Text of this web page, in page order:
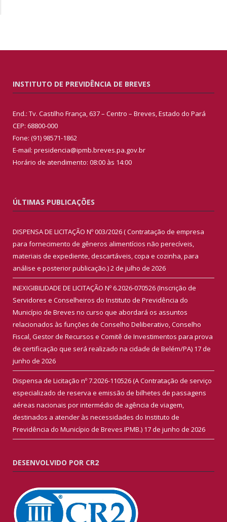
INSTITUTO DE PREVIDÊNCIA DE BREVES
End.: Tv. Castilho França, 637 – Centro – Breves, Estado do Pará
CEP: 68800-000
Fone: (91) 98571-1862
E-mail: presidencia@ipmb.breves.pa.gov.br
Horário de atendimento: 08:00 às 14:00
ÚLTIMAS PUBLICAÇÕES
DISPENSA DE LICITAÇÃO Nº 003/2026 ( Contratação de empresa
para fornecimento de gêneros alimentícios não perecíveis,
materiais de expediente, descartáveis, copa e cozinha, para
análise e posterior publicação.)2 de julho de 2026
INEXIGIBILIDADE DE LICITAÇÃO Nº 6.2026-070526 (Inscrição de
Servidores e Conselheiros do Instituto de Previdência do
Município de Breves no curso que abordará os assuntos
relacionados às funções de Conselho Deliberativo, Conselho
Fiscal, Gestor de Recursos e Comitê de Investimentos para prova
de certificação que será realizado na cidade de Belém/PA) 17 de
junho de 2026
Dispensa de Licitação nº 7.2026-110526 (A Contratação de serviço
especializado de reserva e emissão de bilhetes de passagens
aéreas nacionais por intermédio de agência de viagem,
destinados a atender às necessidades do Instituto de
Previdência do Município de Breves IPMB.) 17 de junho de 2026
DESENVOLVIDO POR CR2